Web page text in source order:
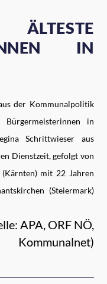
IN
der Kommunalpolitik
in
Schrittwieser aus
Dienstzeit, gefolgt von
mit 22 Jahren
(Steiermark)
APA, ORF NÖ,
Kommunalnet)